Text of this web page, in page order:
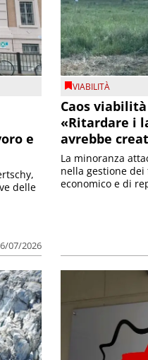
e
07/2026
delle
VIABILITÀ
Caos
«Ritardare i
avrebbe
La minoranza
nella gestione
economico e di